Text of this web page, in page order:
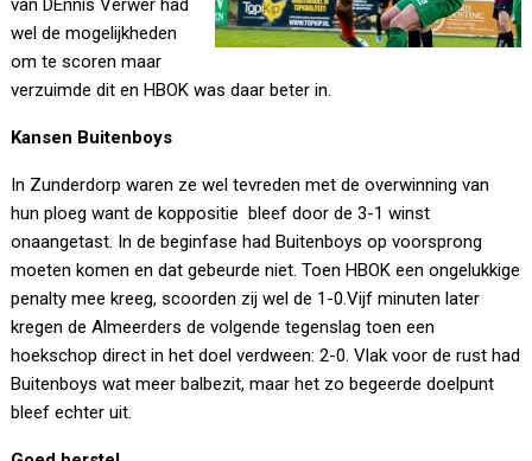
van DEnnis Verwer had
wel de mogelijkheden
om te scoren maar
verzuimde dit en HBOK was daar beter in.
Kansen Buitenboys
In Zunderdorp waren ze wel tevreden met de overwinning van
hun ploeg want de koppositie bleef door de 3-1 winst
onaangetast. In de beginfase had Buitenboys op voorsprong
moeten komen en dat gebeurde niet. Toen HBOK een ongelukkige
penalty mee kreeg, scoorden zij wel de 1-0.Vijf minuten later
kregen de Almeerders de volgende tegenslag toen een
hoekschop direct in het doel verdween: 2-0. Vlak voor de rust had
Buitenboys wat meer balbezit, maar het zo begeerde doelpunt
bleef echter uit.